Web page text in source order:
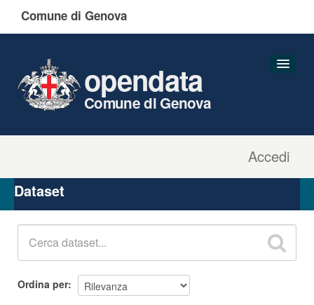
Comune di Genova
Accedi
opendata
Comune di Genova
Organizzazioni
Gruppi
Dataset
Ordina per